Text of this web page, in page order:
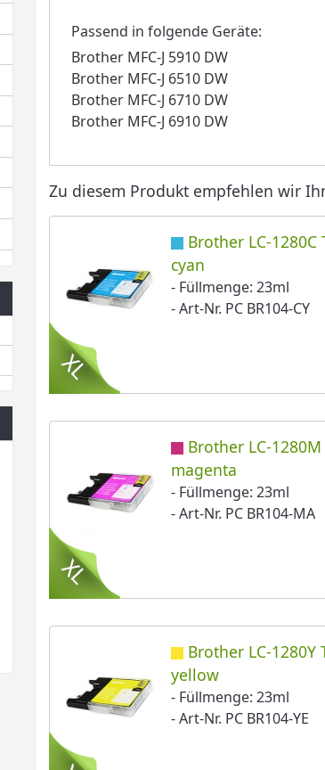
Passend in folgende Geräte:
Brother MFC-J 5910 DW
Brother MFC-J 6510 DW
Brother MFC-J 6710 DW
Brother MFC-J 6910 DW
Zu diesem Produkt empfehlen wir
Brother LC-
cyan
- Füllmenge: 23ml
- Art-Nr. PC BR104-CY
Brother LC-
magenta
- Füllmenge: 23ml
- Art-Nr. PC BR104-MA
Brother LC-
yellow
- Füllmenge: 23ml
- Art-Nr. PC BR104-YE